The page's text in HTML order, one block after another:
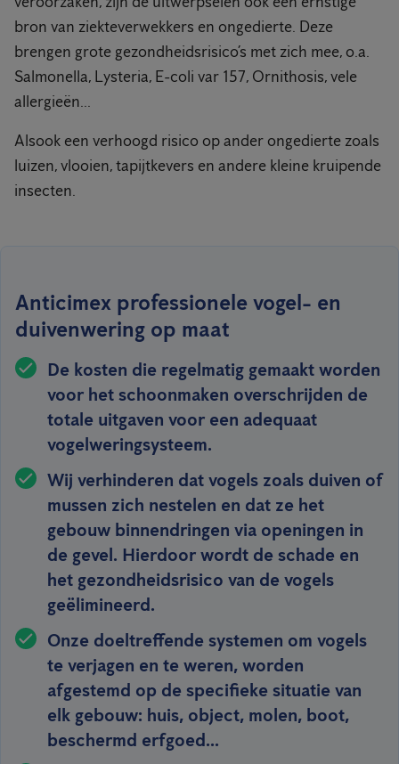
bron van ziekteverwekkers en ongedierte. Deze
brengen grote gezondheidsrisico’s met zich mee, o.a.
Salmonella, Lysteria, E-coli var 157, Ornithosis, vele
allergieën...
Alsook een verhoogd risico op ander ongedierte zoals
luizen, vlooien, tapijtkevers en andere kleine kruipende
insecten.
Anticimex professionele vogel- en
duivenwering op maat
De kosten die regelmatig gemaakt worden
voor het schoonmaken overschrijden de
totale uitgaven voor een adequaat
vogelweringsysteem.
Wij verhinderen dat vogels zoals duiven of
mussen zich nestelen en dat ze het
gebouw binnendringen via openingen in
de gevel. Hierdoor wordt de schade en
het gezondheidsrisico van de vogels
geëlimineerd.
Onze doeltreffende systemen om vogels
te verjagen en te weren, worden
afgestemd op de specifieke situatie van
elk gebouw: huis, object, molen, boot,
beschermd erfgoed...